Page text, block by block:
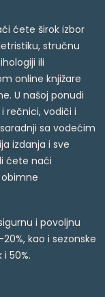
ćete širok izbor
stručnu
ili
online knjižare
U našoj ponudi
rečnici, vodiči i
sa vodećim
izdanja i sve
ćete naći
i povoljnu
kao i sezonske
50%.